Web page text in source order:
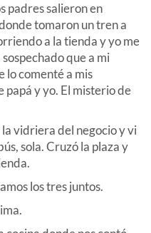
padres salieron en
tomaron un tren a
a la tienda y yo me
que a mi
lo comenté a mis
papá y yo. El misterio de
vidriera del negocio y vi
sola. Cruzó la plaza y
los tres juntos.